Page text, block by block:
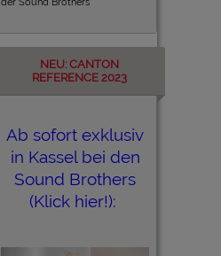
NEU: CANTON
REFERENCE 2023
Ab sofort exklusiv
in Kassel bei den
Sound Brothers
(Klick hier!):